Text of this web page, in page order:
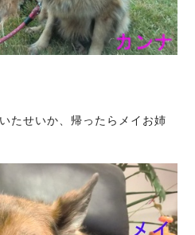
たせいか、帰ったらメイお姉